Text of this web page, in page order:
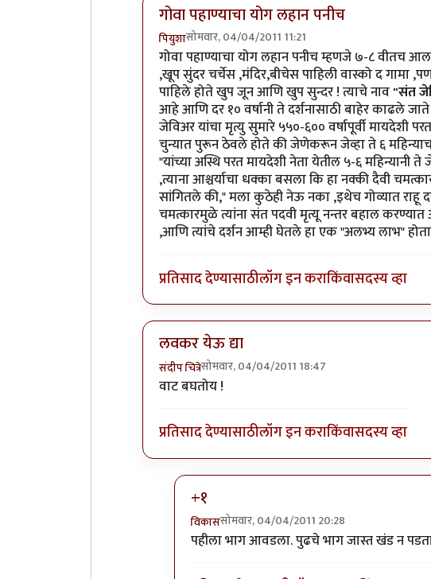
गोवा पहाण्याचा योग लहान पनीच
पियुशासोमवार, 04/04/2011 11:21
In reply toअभिनंदन.. लवकर येऊ द्याbyयोगप्रभू
गोवा पहाण्याचा योग लहान पनीच म्हणजे ७-८ वीतच
,खूप सुंदर चर्चेस ,मंदिर,बीचेस पाहिली वास्को द गामा
पाहिले होते खुप जून आणि खुप सुन्दर ! त्याचे नाव"संत
आहे आणि दर १० वर्षानी ते दर्शनासाठी बाहेर काढले
जेविअर यांचा मृत्यु सुमारे ५५०-६०० वर्षापूर्वी मायदेशी
चुन्यात पुरून ठेवले होते की जेणेकरून जेव्हा ते ६
"यांच्या अस्थि परत मायदेशी नेता येतील ५-६ महिन्यानी
,त्याना आश्चर्याचा धक्का बसला कि हा नक्की दैवी
सांगितले की," मला कुठेही नेऊ नका ,इथेच गोव्यात राहू
चमत्कारमुळे त्यांना संत पदवी मृत्यू नन्तर बहाल
,आणि त्यांचे दर्शन आम्ही घेतले हा एक "अलभ्य लाभ"
प्रतिसाद देण्यासाठीलॉग इन कराकिंवासदस्य व्हा
लवकर येऊ द्या
संदीप चित्रेसोमवार, 04/04/2011 18:47
In reply toअभिनंदन.. लवकर येऊ द्या
वाट बघतोय !
प्रतिसाद देण्यासाठीलॉग इन कराकिंवासदस्य व्हा
+१
विकाससोमवार, 04/04/2011 20:28
In reply toलवकर येऊ द्याbyसंदीप चित्रे
पहीला भाग आवडला. पुढचे भाग जास्त खंड न